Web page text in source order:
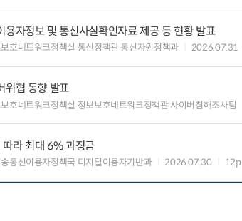
자정보 및 통신사실확인자료 제공 등 현황 발표
호네트워크정책실 통신정책관 통신자원정책과 2026.07.31
위협 동향 발표
호네트워크정책실 정보보호네트워크정책관 사이버침해조사팀
라 최대 6% 과징금
통신이용자정책국 디지털이용자기반과 2026.07.30 12p